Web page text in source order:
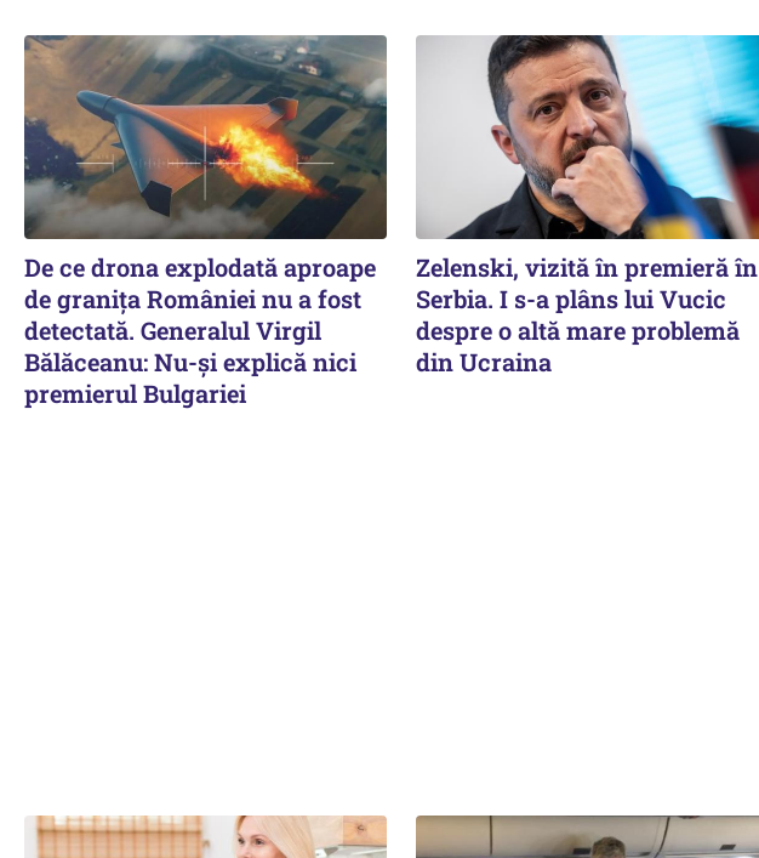
De ce drona explodată aproape
de granița României nu a fost
detectată. Generalul Virgil
Bălăceanu: Nu-și explică nici
premierul Bulgariei
Zelenski, vizită în premieră în
Serbia. I s-a plâns lui Vucic
despre o altă mare problemă
din Ucraina